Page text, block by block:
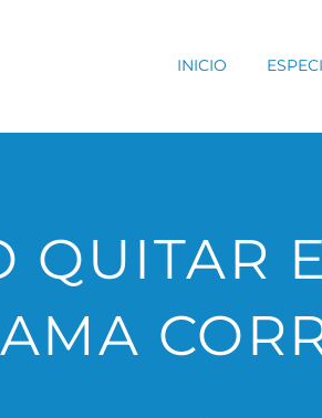
INICIO
QUITAR